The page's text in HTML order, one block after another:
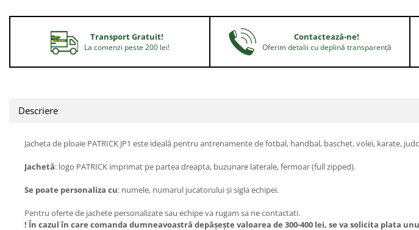
Transport Gratuit!
La comenzi peste 200 lei!
Contactează-ne!
Oferim detalii cu deplină transparență
Descriere
Jacheta de ploaie PATRICK JP1 este ideală pentru antrenamente de fotbal, handbal, baschet, volei, karate,
Jachetă: logo PATRICK imprimat pe partea dreapta, buzunare laterale, fermoar (full zipped).
Se poate personaliza cu: numele, numarul jucatorului și sigla echipei.
Pentru oferte de jachete personalizate sau echipe va rugam sa ne contactati.
!În cazul în care comanda dumneavoastră depășește valoarea de 300-400 lei, se va solicita plata